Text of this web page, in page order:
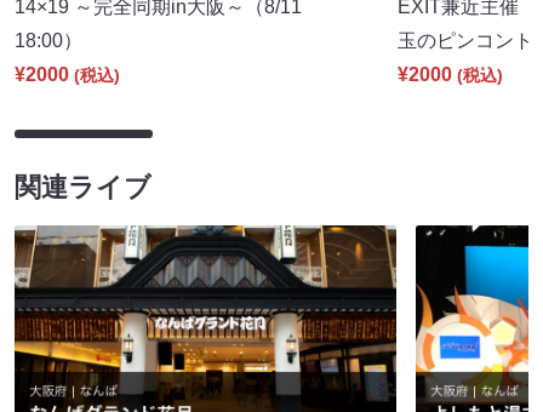
14×19 ～完全同期in大阪～（8/11
18:00）
¥2000 (税込)
EXIT兼近主催
玉のピンコン
¥2000 (税込)
関連ライブ